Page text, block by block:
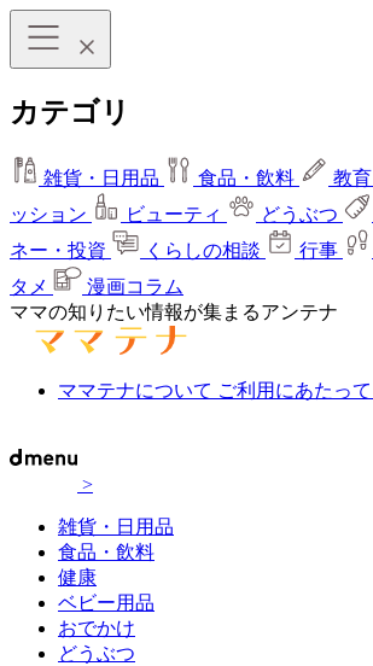
カテゴリ
雑貨・日用品 食品・飲料 教育
ッション
ビューティ どうぶつ
ネー・投資
くらしの相談 行事
タメ
漫画コラム
ママの知りたい情報が集まるアンテナ
ママテナについて ご利用にあたって
>
雑貨・日用品
食品・飲料
健康
ベビー用品
おでかけ
どうぶつ